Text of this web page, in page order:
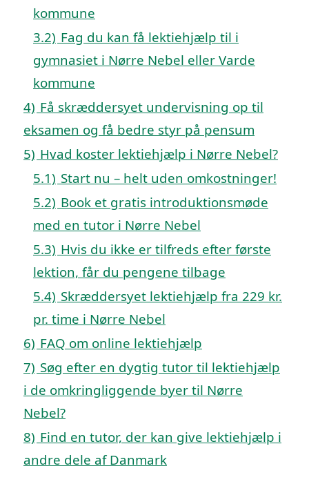
kommune
3.2) Fag du kan få lektiehjælp til i
gymnasiet i Nørre Nebel eller Varde
kommune
4) Få skræddersyet undervisning op til
eksamen og få bedre styr på pensum
5) Hvad koster lektiehjælp i Nørre Nebel?
5.1) Start nu – helt uden omkostninger!
5.2) Book et gratis introduktionsmøde
med en tutor i Nørre Nebel
5.3) Hvis du ikke er tilfreds efter første
lektion, får du pengene tilbage
5.4) Skræddersyet lektiehjælp fra 229 kr.
pr. time i Nørre Nebel
6) FAQ om online lektiehjælp
7) Søg efter en dygtig tutor til lektiehjælp
i de omkringliggende byer til Nørre
Nebel?
8) Find en tutor, der kan give lektiehjælp i
andre dele af Danmark